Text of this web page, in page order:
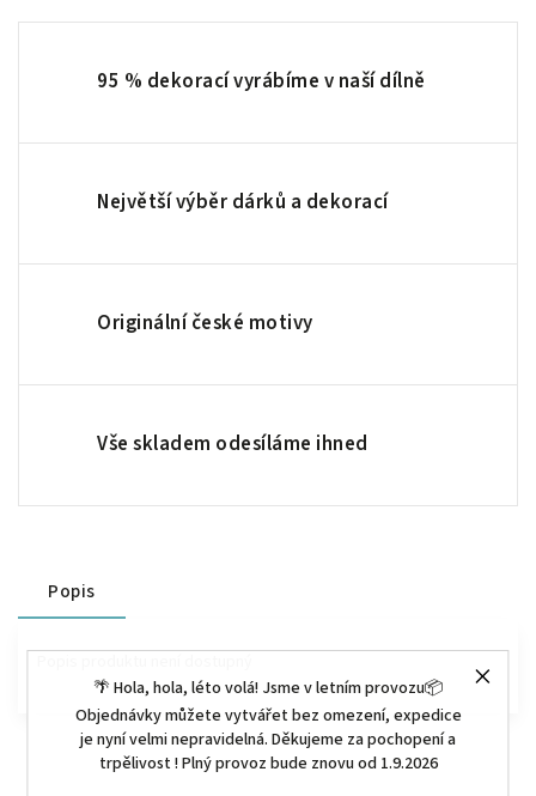
🌴 Hola, hola, léto volá! Jsme v letním provozu📦
Objednávky můžete vytvářet bez omezení, expedice
je nyní velmi nepravidelná. Děkujeme za pochopení a
trpělivost ! Plný provoz bude znovu od 1.9.2026
95 % dekorací vyrábíme v naší dílně
Největší výběr dárků a dekorací
Originální české motivy
Vše skladem odesíláme ihned
Popis